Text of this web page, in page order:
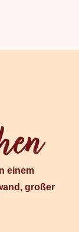
einem
großer